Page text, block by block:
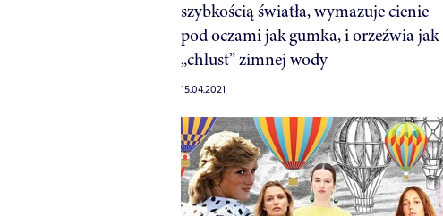
szybkością światła, wymazuje cienie
pod oczami jak gumka, i orzeźwia jak
„chlust” zimnej wody
15.04.2021